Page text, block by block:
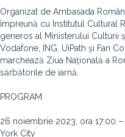
Organizat de Ambasada
împreună cu Institutul Cultural
generos al Ministerului Culturii
Vodafone, ING, UiPath și Fan
marchează Ziua Națională a
sărbătorile de iarnă.
PROGRAM
26 noiembrie 2023, ora 17:00 –
York City